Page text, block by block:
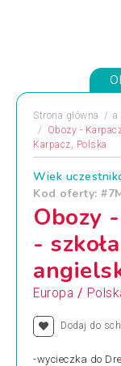
Strona główna a
Obozy -
Karpacz, Polska
Wiek
Kod oferty:
Obozy
-
Europa /
Dodaj do
-wycieczka do